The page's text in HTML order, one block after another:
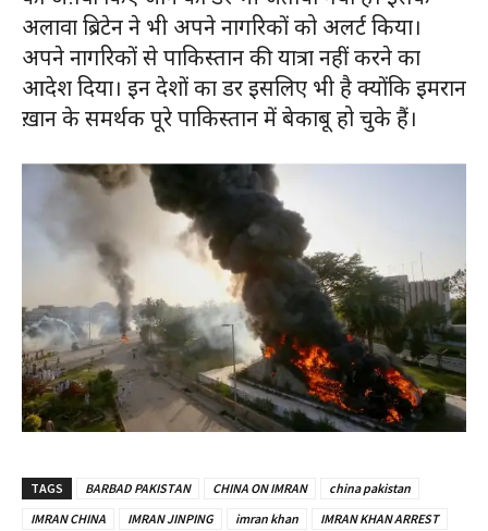
अलावा ब्रिटेन ने भी अपने नागरिकों को अलर्ट किया।
अपने नागरिकों से पाकिस्तान की यात्रा नहीं करने का
आदेश दिया। इन देशों का डर इसलिए भी है क्योंकि इमरान
ख़ान के समर्थक पूरे पाकिस्तान में बेकाबू हो चुके हैं।
TAGS BARBAD PAKISTAN CHINA ON IMRAN
china pakistan
IMRAN CHINA
IMRAN JINPING imran khan
IMRAN KHAN ARREST